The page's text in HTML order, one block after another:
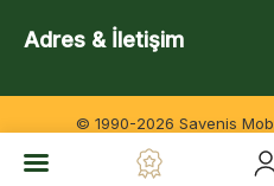
Adres & İletişim
© 1990-2026 Savenis